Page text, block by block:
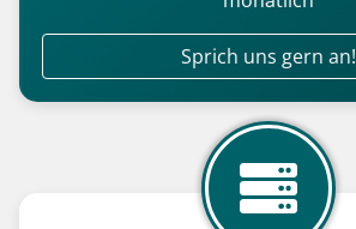
Sprich uns gern an!